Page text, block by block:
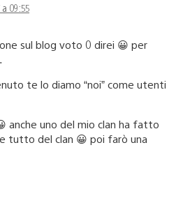
09:55
sul blog voto 0 direi 😀 per
te lo diamo “noi” come utenti
anche uno del mio clan ha fatto
tutto del clan 😀 poi farò una